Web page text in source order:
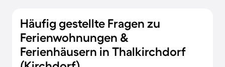
Häufig gestellte Fragen zu
Ferienwohnungen &
Ferienhäusern in Thalkirchdorf